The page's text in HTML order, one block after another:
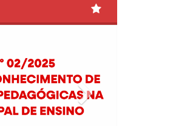
Next